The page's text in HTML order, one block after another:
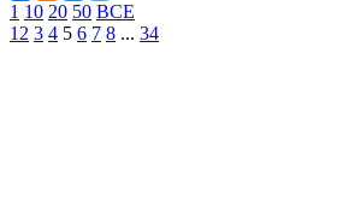
1 10 20 50 ВСЕ
1 2 3 4 5 6 7 8 ... 34